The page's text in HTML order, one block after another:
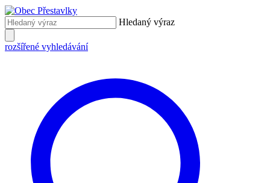
Hledaný výraz
rozšířené vyhledávání